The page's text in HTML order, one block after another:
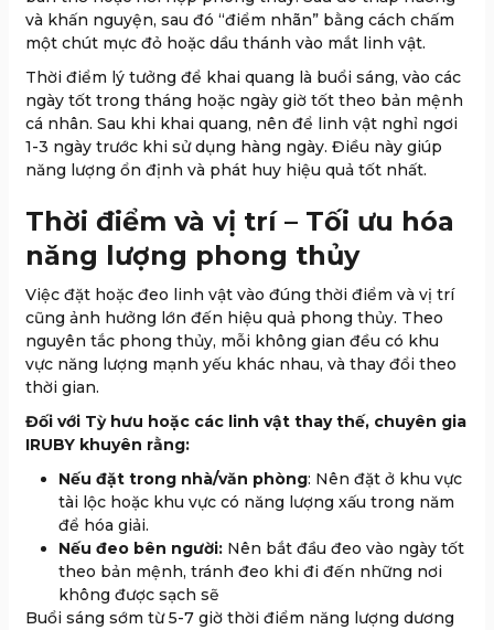
và khấn nguyện, sau đó “điểm nhãn” bằng cách chấm
một chút mực đỏ hoặc dầu thánh vào mắt linh vật.
Thời điểm lý tưởng để khai quang là buổi sáng, vào các
ngày tốt trong tháng hoặc ngày giờ tốt theo bản mệnh
cá nhân. Sau khi khai quang, nên để linh vật nghỉ ngơi
1-3 ngày trước khi sử dụng hàng ngày. Điều này giúp
năng lượng ổn định và phát huy hiệu quả tốt nhất.
Thời điểm và vị trí – Tối ưu hóa
năng lượng phong thủy
Việc đặt hoặc đeo linh vật vào đúng thời điểm và vị trí
cũng ảnh hưởng lớn đến hiệu quả phong thủy. Theo
nguyên tắc phong thủy, mỗi không gian đều có khu
vực năng lượng mạnh yếu khác nhau, và thay đổi theo
thời gian.
Đối với Tỳ hưu hoặc các linh vật thay thế, chuyên gia
IRUBY khuyên rằng:
Nếu đặt trong nhà/văn phòng: Nên đặt ở khu vực
tài lộc hoặc khu vực có năng lượng xấu trong năm
để hóa giải.
Nếu đeo bên người: Nên bắt đầu đeo vào ngày tốt
theo bản mệnh, tránh đeo khi đi đến những nơi
không được sạch sẽ
Buổi sáng sớm từ 5-7 giờ thời điểm năng lượng dương